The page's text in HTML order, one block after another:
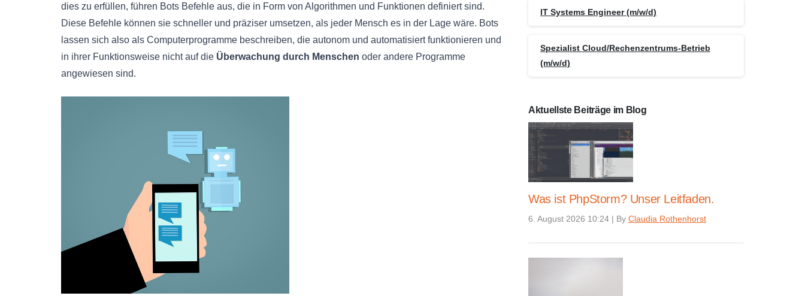
dies zu erfüllen, führen Bots Befehle aus, die in Form von Algorithmen und Funktionen definiert sind.
Diese Befehle können sie schneller und präziser umsetzen, als jeder Mensch es in der Lage wäre. Bots
lassen sich also als Computerprogramme beschreiben, die autonom und automatisiert funktionieren und
in ihrer Funktionsweise nicht auf die Überwachung durch Menschen oder andere Programme
angewiesen sind.
IT Systems Engineer (m/w/d)
Spezialist Cloud/Rechenzentrums-Betrieb
(m/w/d)
Aktuellste Beiträge im Blog
Was ist PhpStorm? Unser Leitfaden.
6. August 2026 10:24 | By Claudia Rothenhorst